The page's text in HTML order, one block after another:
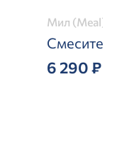
Мил (Meal)
6 290 ₽